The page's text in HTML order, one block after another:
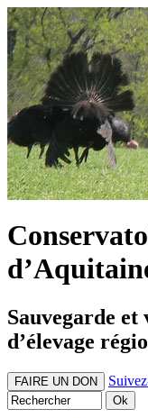
Sauvegarde et
d’élevage
FAIRE UN DON